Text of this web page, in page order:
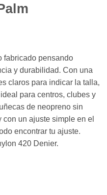
fabricado pensando
y durabilidad. Con una
claros para indicar la talla,
para centros, clubes y
de neopreno sin
un ajuste simple en el
encontrar tu ajuste.
420 Denier.